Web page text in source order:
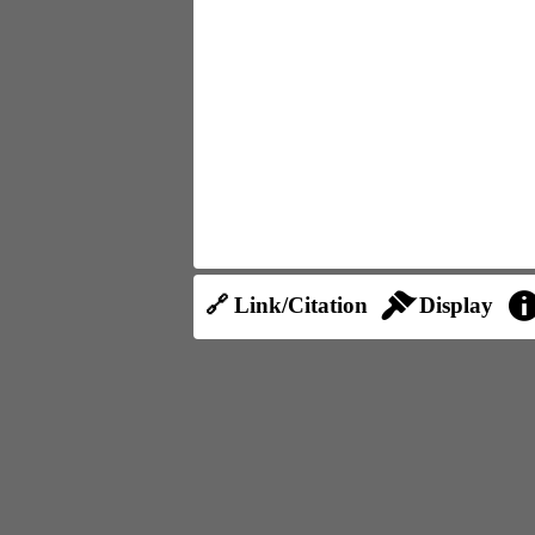
🔗 Link/Citation Display